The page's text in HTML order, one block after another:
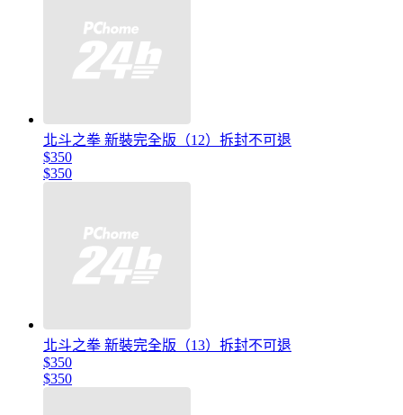
北斗之拳 新裝完全版（12）拆封不可退
$350
$350
北斗之拳 新裝完全版（13）拆封不可退
$350
$350